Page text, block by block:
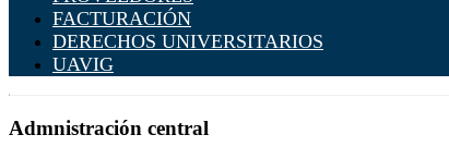
FACTURACIÓN
DERECHOS UNIVERSITARIOS
UAVIG
Admnistración central